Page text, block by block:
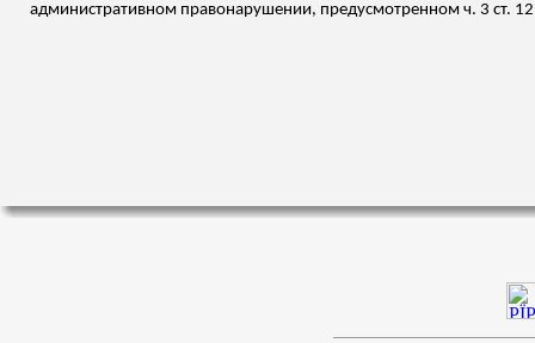
административном правонарушении, предусмотренном ч. 3 ст.